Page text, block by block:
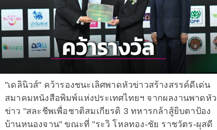
"เดลินิวส์" คว้ารองชนะเลิศพาดหัวข่าวสร้างสรรค์ดีเด่น
สมาคมหนังสือพิมพ์แห่งประเทศไทยฯ จากผลงานพาดหัว
ข่าว "สละชีพเพื่อชาติสมเกียรติ 3 ทหารกล้าสู้ยิบตาป้อง
บ้านหนองจาน" ขณะที่ "ระวิ โหลทอง-ชัย ราชวัตร-ผุสดี